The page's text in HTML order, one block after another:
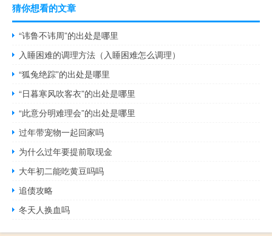
猜你想看的文章
“讳鲁不讳周”的出处是哪里
入睡困难的调理方法（入睡困难怎么调理）
“狐兔绝踪”的出处是哪里
“日暮寒风吹客衣”的出处是哪里
“此意分明难理会”的出处是哪里
过年带宠物一起回家吗
为什么过年要提前取现金
大年初二能吃黄豆吗吗
追债攻略
冬天人换血吗